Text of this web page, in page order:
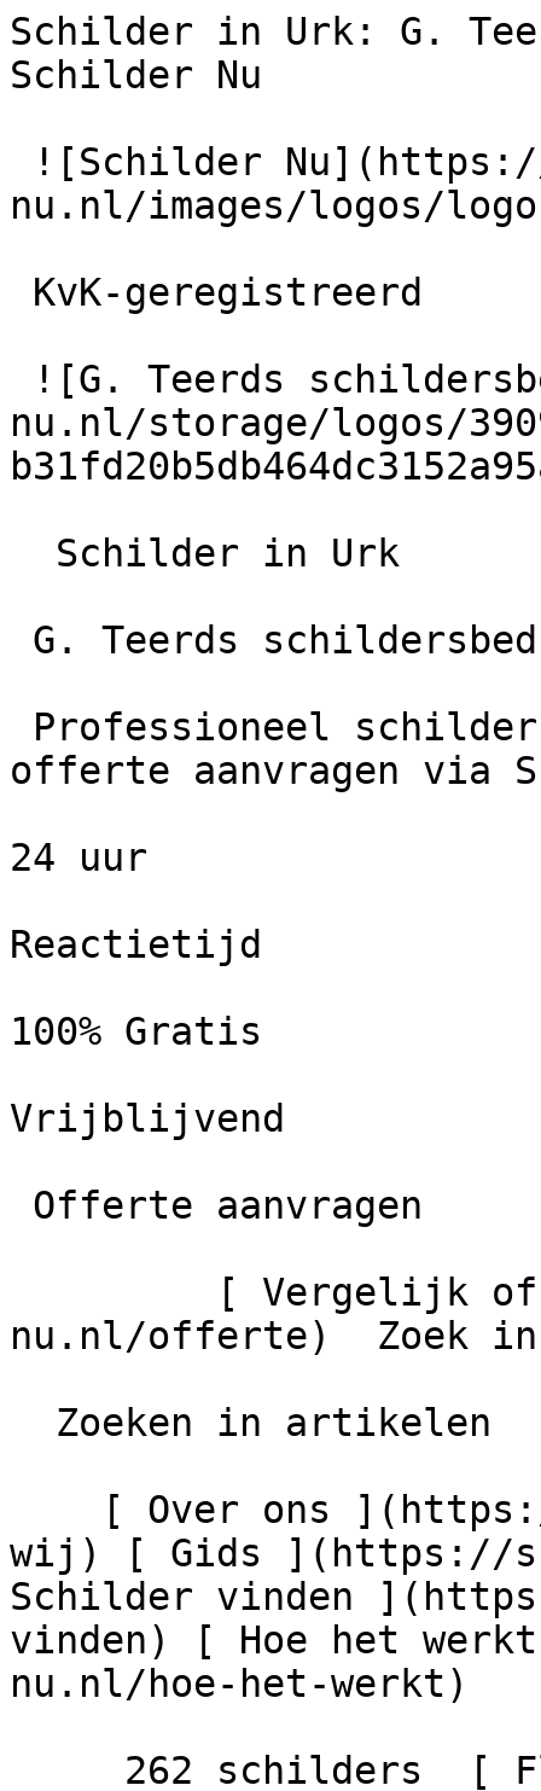
Schilder in Urk: G.
Schilder Nu
nu.nl/images/logos/
nu.nl/storage/logos/
offerte aanvragen via
24 uur
Reactietijd
100% Gratis
Vrijblijvend
nu.nl/offerte)  Zoek
wij) [ Gids ](https://
Schilder vinden
vinden) [ Hoe het
nu.nl/hoe-het-werkt)